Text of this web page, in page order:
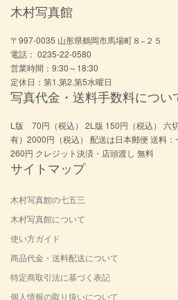
木村写真館
〒997-0035 山形県鶴岡市馬場町８−２５
電話： 0235-22-0580
営業時間：9:30～18:30
定休日：第1.第2.第5水曜日
写真代金・送料手数料につい
L版 70円（税込） 2L版 150円（税込） 六
有）2000円（税込） 配送は日本郵便 送料
260円 クレジット決済・店頭渡し 無料
サイトマップ
木村写真館の七五三
木村写真館について
使い方ガイド
商品代金・送料配送について
特定商取引法に基づく表記
個人情報の取り扱いについて